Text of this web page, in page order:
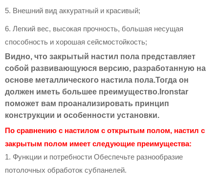
5. Внешний вид аккуратный и красивый;
6. Легкий вес, высокая прочность, большая несущая
способность и хорошая сейсмостойкость;
Видно, что закрытый настил пола представляет
собой развивающуюся версию, разработанную на
основе металлического настила пола.Тогда он
должен иметь большее преимущество.Ironstar
поможет вам проанализировать принцип
конструкции и особенности установки.
По сравнению с настилом с открытым полом, настил с
закрытым полом имеет следующие преимущества:
1. Функции и потребности Обеспечьте разнообразие
потолочных обработок субпанелей.